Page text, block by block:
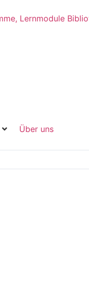
Über uns